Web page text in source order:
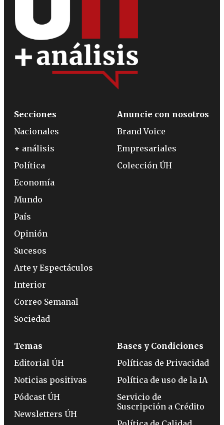
Secciones
Nacionales
+ análisis
Política
Economía
Mundo
País
Opinión
Sucesos
Arte y Espectáculos
Interior
Correo Semanal
Sociedad
Anuncie con nosotros
Brand Voice
Empresariales
Colección ÚH
Temas
Editorial ÚH
Noticias positivas
Pódcast ÚH
Newsletters ÚH
Bases y Condiciones
Políticas de Privacidad
Política de uso de la IA
Servicio de
Suscripción a Crédito